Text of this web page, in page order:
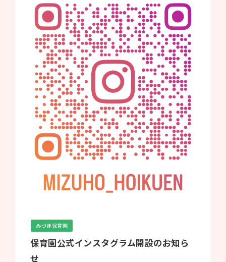
みづほ保育園
保育園公式インスタグラム開設のお知ら
せ